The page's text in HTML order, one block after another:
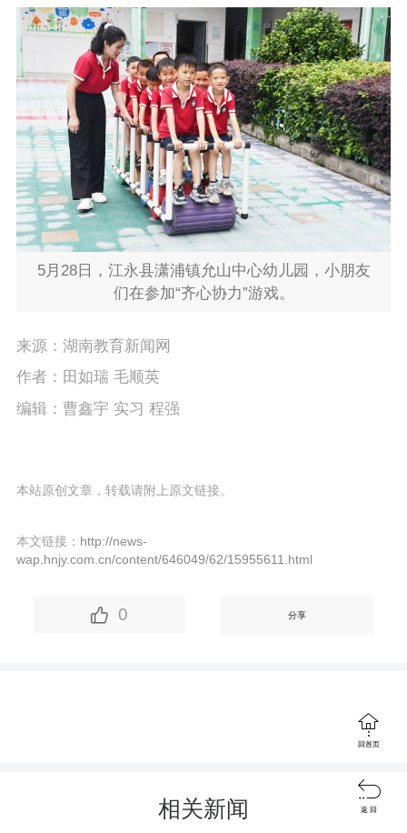
5月28日，江永县潇浦镇允山中心幼儿园，小朋友
们在参加“齐心协力”游戏。
来源：湖南教育新闻网
作者：田如瑞 毛顺英
编辑：曹鑫宇 实习 程强
本站原创文章，转载请附上原文链接。
本文链接： http://news-
wap.hnjy.com.cn/content/646049/62/15955611.html
0 分享
相关新闻

回首页

返 回